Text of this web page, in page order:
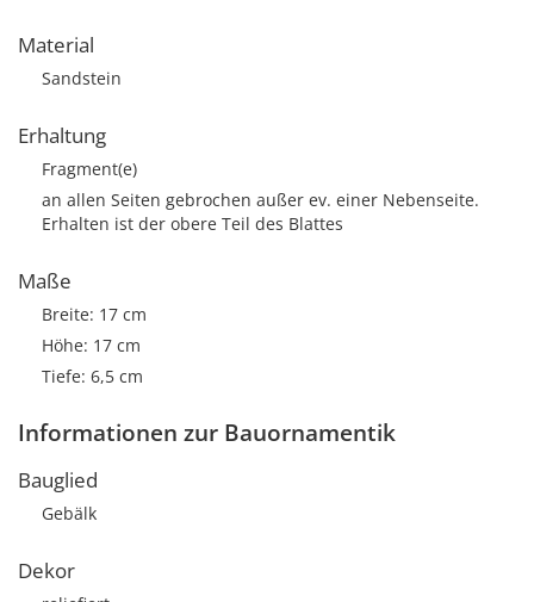
Material
Sandstein
Erhaltung
Fragment(e)
an allen Seiten gebrochen außer ev. einer Nebenseite.
Erhalten ist der obere Teil des Blattes
Maße
Breite: 17 cm
Höhe: 17 cm
Tiefe: 6,5 cm
Informationen zur Bauornamentik
Bauglied
Gebälk
Dekor